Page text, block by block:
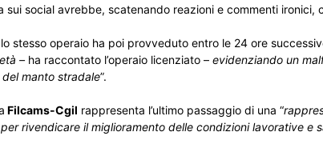
social avrebbe, scatenando reazioni e commenti ironici,
stesso operaio ha poi provveduto entro le 24 ore
– ha raccontato l’operaio licenziato – evidenziando un
manto stradale”.
Filcams-Cgil rappresenta l’ultimo passaggio di una “
rivendicare il miglioramento delle condizioni lavorative e